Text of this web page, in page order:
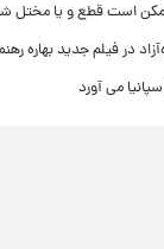
است قطع و یا مختل
در فیلم جدید بهاره
می آورد